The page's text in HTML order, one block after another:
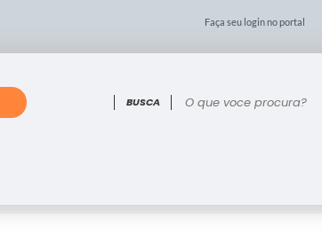
Faça seu login no portal
O que voce procura?